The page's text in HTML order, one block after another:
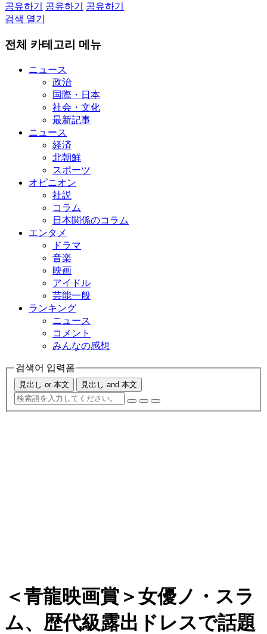
공유하기
공유하기
공유하기
검색 열기
전체 카테고리 메뉴
ニュース
政治
国際・日本
社会・文化
最新記事
ニュース
経済
北朝鮮
スポーツ
オピニオン
社説
コラム
日本関係のコラム
エンタメ
ドラマ
音楽
映画
アイドル
芸能一般
ランキング
ニュース
コメント
みんなの感想
검색어 입력폼
見出し or 本文 見出し and 本文
＜青龍映画賞＞女優ノ・スラ
ム、歴代級露出ドレスで話題